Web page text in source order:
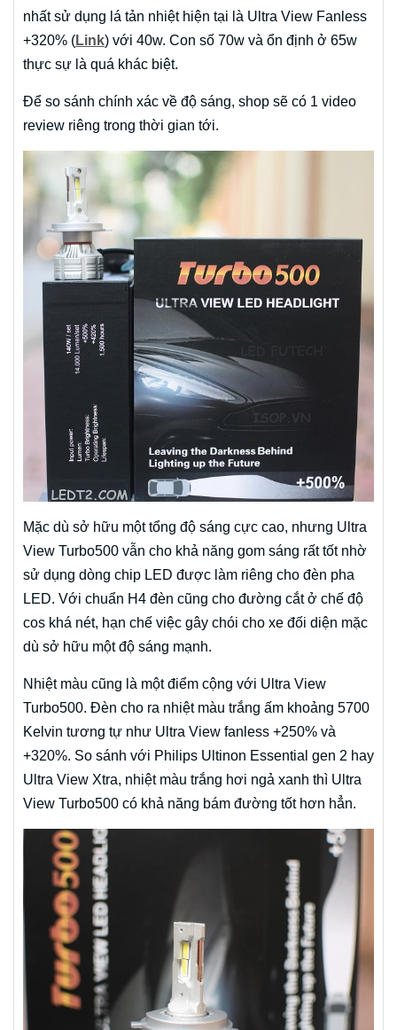
nhất sử dụng lá tản nhiệt hiện tại là Ultra View Fanless
+320% (Link) với 40w. Con số 70w và ổn định ở 65w
thực sự là quá khác biệt.
Để so sánh chính xác về độ sáng, shop sẽ có 1 video
review riêng trong thời gian tới.
Mặc dù sở hữu một tổng độ sáng cực cao, nhưng Ultra
View Turbo500 vẫn cho khả năng gom sáng rất tốt nhờ
sử dụng dòng chip LED được làm riêng cho đèn pha
LED. Với chuẩn H4 đèn cũng cho đường cắt ở chế độ
cos khá nét, hạn chế việc gây chói cho xe đối diện mặc
dù sở hữu một độ sáng mạnh.
Nhiệt màu cũng là một điểm cộng với Ultra View
Turbo500. Đèn cho ra nhiệt màu trắng ấm khoảng 5700
Kelvin tương tự như Ultra View fanless +250% và
+320%. So sánh với Philips Ultinon Essential gen 2 hay
Ultra View Xtra, nhiệt màu trắng hơi ngả xanh thì Ultra
View Turbo500 có khả năng bám đường tốt hơn hẳn.